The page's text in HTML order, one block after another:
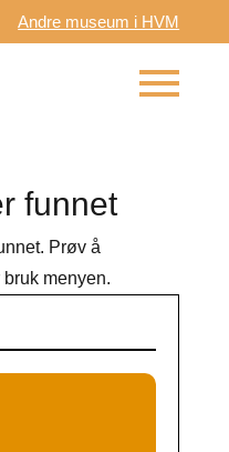
Andre museum i HVM
funnet
Prøv å
menyen.